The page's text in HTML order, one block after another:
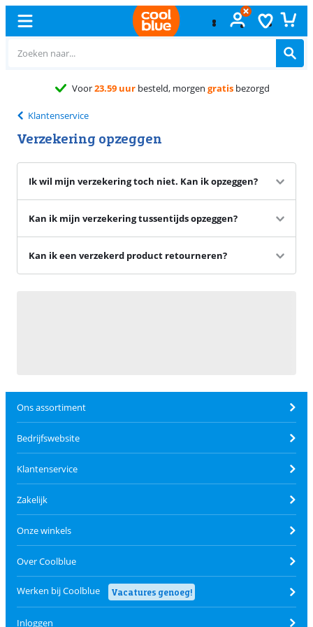
Voor23.59 uurbesteld, morgen gratisbezorgd
Klantenservice
Verzekering opzeggen
Ik wil mijn verzekering toch niet. Kan ik opzeggen?
Kan ik mijn verzekering tussentijds opzeggen?
Kan ik een verzekerd product retourneren?
Ons assortiment
Bedrijfswebsite
Klantenservice
Zakelijk
Onze winkels
Over Coolblue
Werken bij Coolblue Vacatures genoeg!
Inloggen